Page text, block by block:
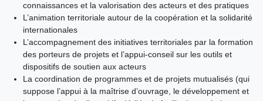
connaissances et la valorisation des acteurs et des pratiques
L’animation territoriale autour de la coopération et la solidarité
internationales
L’accompagnement des initiatives territoriales par la formation
des porteurs de projets et l’appui-conseil sur les outils et
dispositifs de soutien aux acteurs
La coordination de programmes et de projets mutualisés (qui
suppose l’appui à la maîtrise d’ouvrage, le développement et